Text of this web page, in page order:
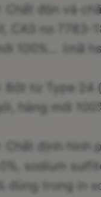
Chất độn và
CAS no 7783-
100%... (mã
Bột từ Type 24
hàng mới
Chất định
sodium
dùng trong in